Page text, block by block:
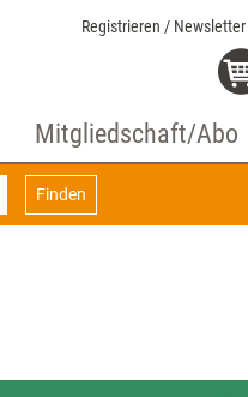
Registrieren / Newsletter
Mitgliedschaft/Abo
Finden